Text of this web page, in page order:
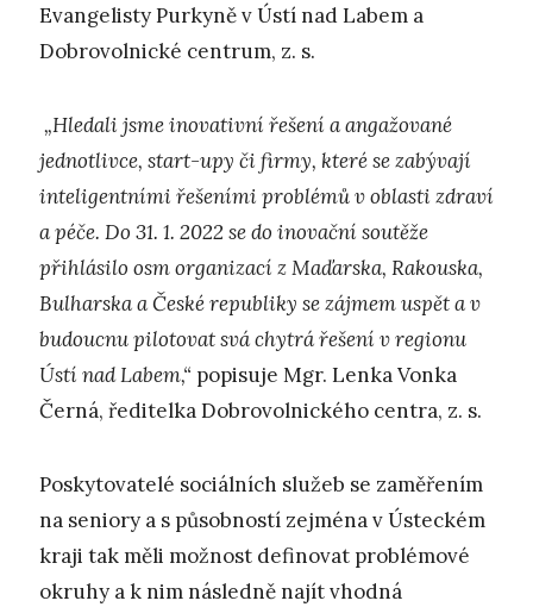
Evangelisty Purkyně v Ústí nad Labem a
Dobrovolnické centrum, z. s.
„Hledali jsme inovativní řešení a angažované
jednotlivce, start-upy či firmy, které se zabývají
inteligentními řešeními problémů v oblasti zdraví
a péče. Do 31. 1. 2022 se do inovační soutěže
přihlásilo osm organizací z Maďarska, Rakouska,
Bulharska a České republiky se zájmem uspět a v
budoucnu pilotovat svá chytrá řešení v regionu
Ústí nad Labem,“ popisuje Mgr. Lenka Vonka
Černá, ředitelka Dobrovolnického centra, z. s.
Poskytovatelé sociálních služeb se zaměřením
na seniory a s působností zejména v Ústeckém
kraji tak měli možnost definovat problémové
okruhy a k nim následně najít vhodná